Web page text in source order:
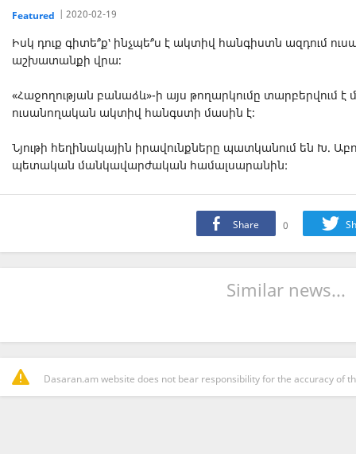
Featured 2020-02-19
Իսկ դուք գիտե՞ք՝ ինչպե՞ս է ակտիվ հանգիստն ազդում
աշխատանքի վրա։
«Հաջողության բանաձև»-ի այս թողարկումը տարբերվում է
ուսանողական ակտիվ հանգստի մասին է։
Նյութի հեղինակային իրավունքները պատկանում են Խ.
պետական մանկավարժական համալսարանին:
Share 0
Similar news...
Dasaran.am website does not bear responsibility for the accuracy of